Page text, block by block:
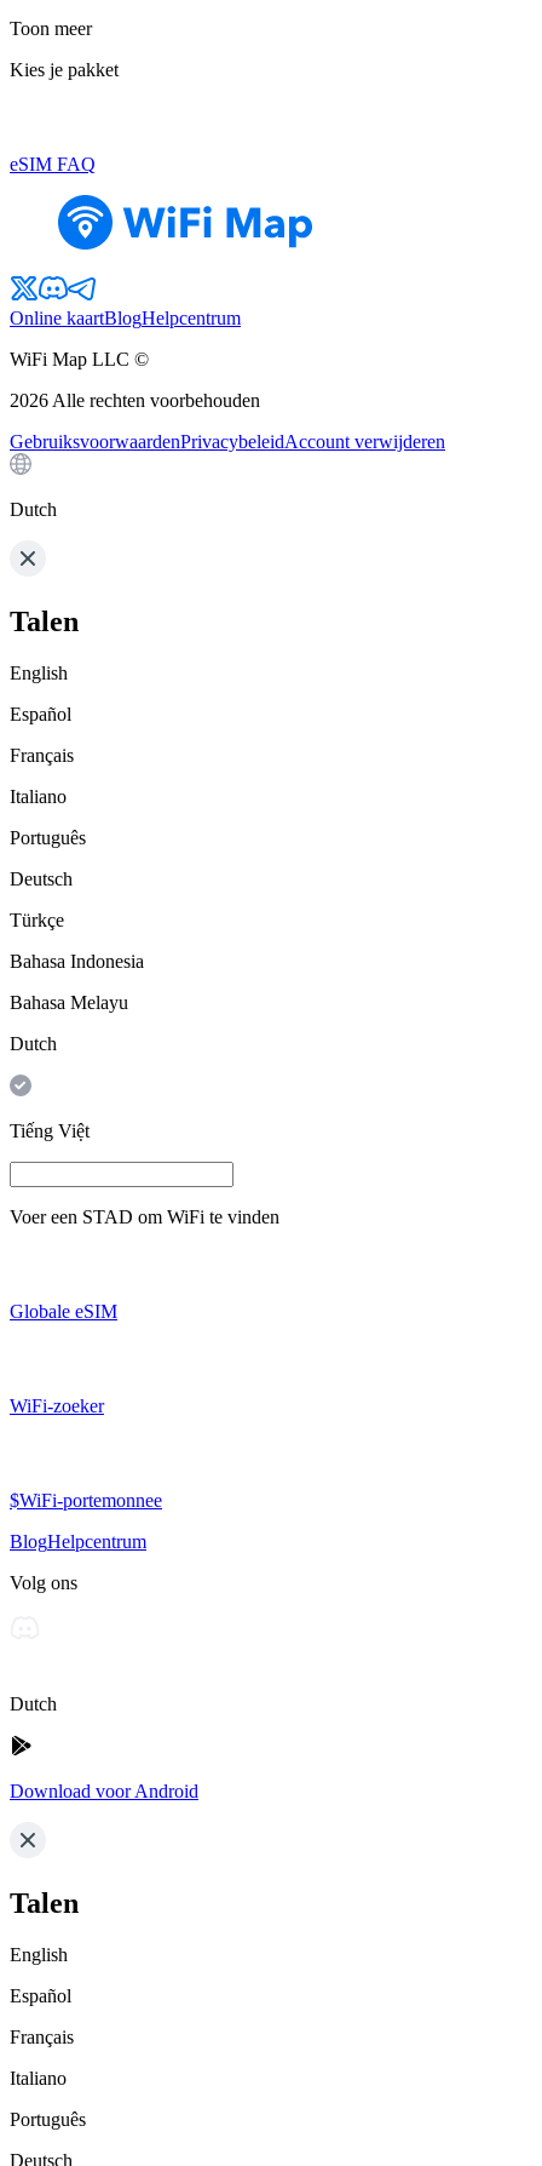
Toon meer
Kies je pakket
eSIM FAQ
Online kaartBlogHelpcentrum
WiFi Map LLC ©
2026 Alle rechten voorbehouden
GebruiksvoorwaardenPrivacybeleidAccount verwijderen
Dutch
Talen
English
Español
Français
Italiano
Português
Deutsch
Türkçe
Bahasa Indonesia
Bahasa Melayu
Dutch
Tiếng Việt
Voer een STAD om WiFi te vinden
Globale eSIM
WiFi-zoeker
$WiFi-portemonnee
BlogHelpcentrum
Volg ons
Dutch
Download voor Android
Talen
English
Español
Français
Italiano
Português
Deutsch